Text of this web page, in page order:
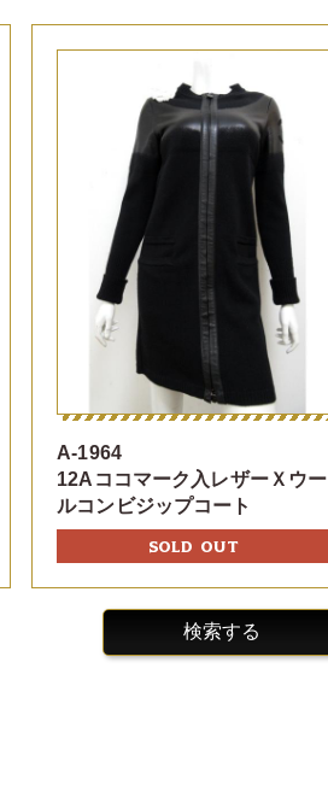
A-1964
12Aココマーク入レザーＸウー
ルコンビジップコート
SOLD OUT
検索する